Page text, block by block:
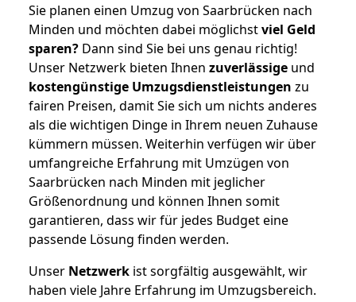
Sie planen einen Umzug von Saarbrücken nach
Minden und möchten dabei möglichstviel Geld
sparen? Dann sind Sie bei uns genau richtig!
Unser Netzwerk bieten Ihnen zuverlässige und
kostengünstige Umzugsdienstleistungen zu
fairen Preisen, damit Sie sich um nichts anderes
als die wichtigen Dinge in Ihrem neuen Zuhause
kümmern müssen. Weiterhin verfügen wir über
umfangreiche Erfahrung mit Umzügen von
Saarbrücken nach Minden mit jeglicher
Größenordnung und können Ihnen somit
garantieren, dass wir für jedes Budget eine
passende Lösung finden werden.
Unser Netzwerk ist sorgfältig ausgewählt, wir
haben viele Jahre Erfahrung im Umzugsbereich.